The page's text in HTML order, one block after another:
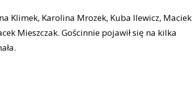
Klimek, Karolina Mrozek, Kuba Ilewicz, Maciek
Mieszczak. Gościnnie pojawił się na kilka